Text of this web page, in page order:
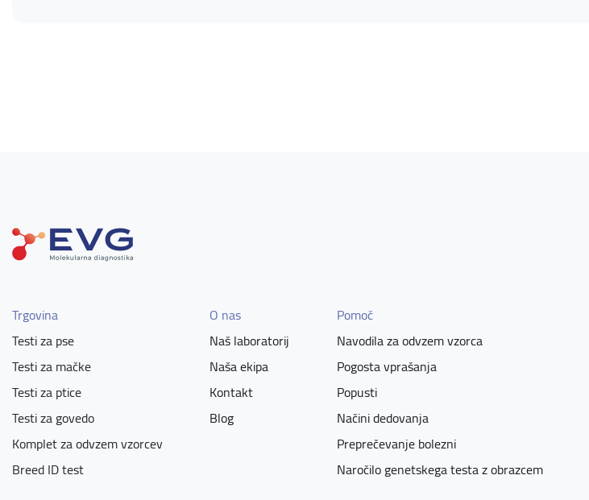
Trgovina
Testi za pse
Testi za mačke
Testi za ptice
Testi za govedo
Komplet za odvzem vzorcev
Breed ID test
O nas
Naš laboratorij
Naša ekipa
Kontakt
Blog
Pomoč
Navodila za odvzem vzorca
Pogosta vprašanja
Popusti
Načini dedovanja
Preprečevanje bolezni
Naročilo genetskega testa z obrazcem